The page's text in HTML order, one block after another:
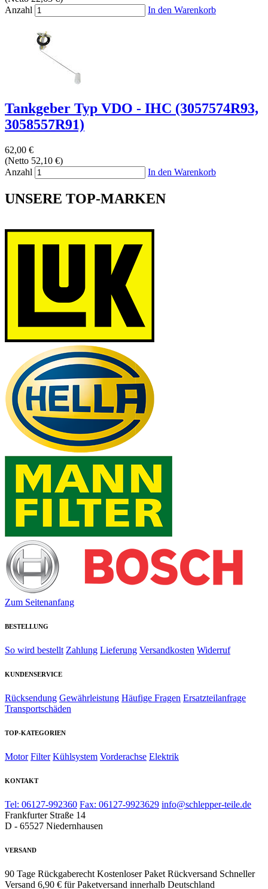
Anzahl
In den Warenkorb
Tankgeber Typ VDO - IHC (3057574R93,
3058557R91)
62,00 €
(Netto 52,10 €)
Anzahl
In den Warenkorb
UNSERE TOP-MARKEN
Zum Seitenanfang
BESTELLUNG
So wird bestellt Zahlung Lieferung Versandkosten Widerruf
KUNDENSERVICE
Rücksendung Gewährleistung Häufige Fragen Ersatzteilanfrage
Transportschäden
TOP-KATEGORIEN
Motor Filter Kühlsystem Vorderachse Elektrik
KONTAKT
Tel: 06127-992360 Fax: 06127-9923629 info@schlepper-teile.de
Frankfurter Straße 14
D - 65527 Niedernhausen
VERSAND
90 Tage Rückgaberecht Kostenloser Paket Rückversand Schneller
Versand 6,90 € für Paketversand innerhalb Deutschland